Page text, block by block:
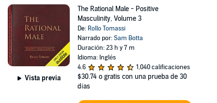
Vista previa
The Rational Male - Positive
Masculinity, Volume 3
De: Rollo Tomassi
Narrado por:Sam Botta
Duración: 23 h y 7 m
Idioma: Inglés
4.6
1,040 calificaciones
$30.74 o gratis con una prueba de 30
días